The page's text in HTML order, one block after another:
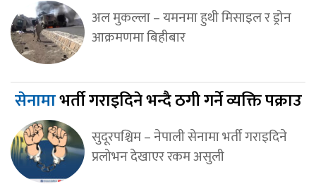
अल मुकल्ला – यमनमा हुथी मिसाइल र ड्रोन
आक्रमणमा बिहीबार
सेनामाभर्ती गराइदिने भन्दै ठगी गर्ने व्यक्ति पक्राउ
सुदूरपश्चिम – नेपाली सेनामा भर्ती गराइदिने
प्रलोभन देखाएर रकम असुली